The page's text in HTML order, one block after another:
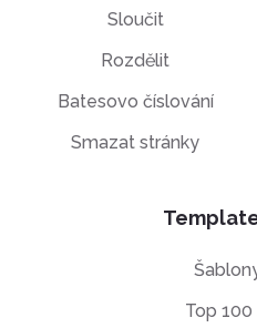
Sloučit
Rozdělit
Batesovo číslování
Smazat stránky
Top